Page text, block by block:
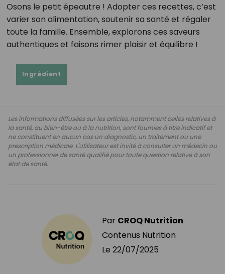
Osons le petit épeautre ! Adopter ces recettes, c’est
varier son alimentation, soutenir sa santé et régaler
toute la famille. Ensemble, explorons ces saveurs
authentiques et faisons rimer plaisir et équilibre !
Ingrédient
Les informations diffusées sur les articles, notamment celles relatives à
la santé, au bien-être ou à la nutrition, sont fournies à titre indicatif et
ne constituent en aucun cas un diagnostic, un traitement ou une
prescription médicale. L'utilisateur est invité à consulter un médecin ou
un professionnel de santé qualifié pour toute question relative à son
état de santé.
Par CROQ Nutrition
Contenus Nutrition
Le 22/07/2025